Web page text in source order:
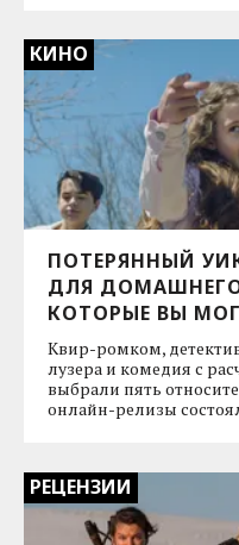
КИНО
ПОТЕРЯННЫЙ
ДЛЯ
КОТОРЫЕ ВЫ
Квир-ромком,
лузера и комедия с
выбрали пять
онлайн-релизы
РЕЦЕНЗИИ